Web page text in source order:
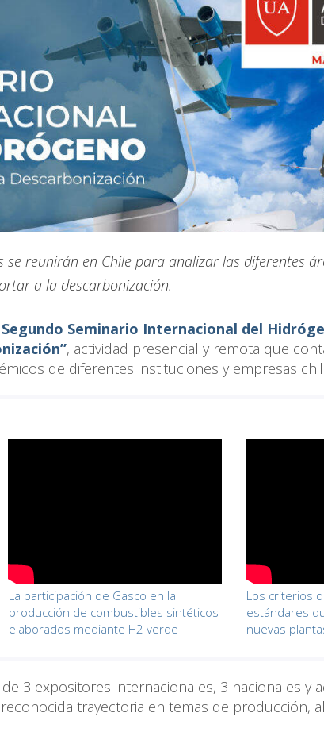
se reunirán en Chile para analizar las diferentes
a la descarbonización.
Segundo Seminario Internacional del
, actividad presencial y remota que
de diferentes instituciones y empresas
La participación de Gasco en la
producción de combustibles sintéticos
elaborados mediante H2 verde
Los criterios
estándares
nuevas
3 expositores internacionales, 3 nacionales y
trayectoria en temas de producción,